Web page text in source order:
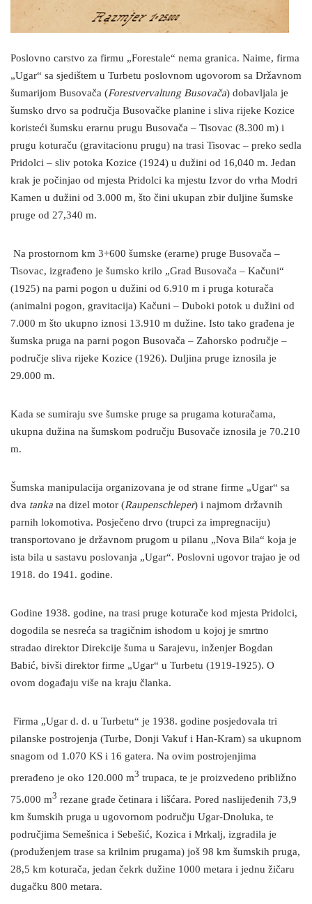
Poslovno carstvo za firmu „Forestale“ nema granica. Naime, firma
„Ugar“ sa sjedištem u Turbetu poslovnom ugovorom sa Državnom
šumarijom Busovača (Forestvervaltung Busovača) dobavljala je
šumsko drvo sa područja Busovačke planine i sliva rijeke Kozice
koristeći šumsku erarnu prugu Busovača – Tisovac (8.300 m) i
prugu koturaču (gravitacionu prugu) na trasi Tisovac – preko sedla
Pridolci – sliv potoka Kozice (1924) u dužini od 16,040 m. Jedan
krak je počinjao od mjesta Pridolci ka mjestu Izvor do vrha Modri
Kamen u dužini od 3.000 m, što čini ukupan zbir duljine šumske
pruge od 27,340 m.
Na prostornom km 3+600 šumske (erarne) pruge Busovača –
Tisovac, izgrađeno je šumsko krilo „Grad Busovača – Kačuni“
(1925) na parni pogon u dužini od 6.910 m i pruga koturača
(animalni pogon, gravitacija) Kačuni – Duboki potok u dužini od
7.000 m što ukupno iznosi 13.910 m dužine. Isto tako građena je
šumska pruga na parni pogon Busovača – Zahorsko područje –
područje sliva rijeke Kozice (1926). Duljina pruge iznosila je
29.000 m.
Kada se sumiraju sve šumske pruge sa prugama koturačama,
ukupna dužina na šumskom području Busovače iznosila je 70.210
m.
Šumska manipulacija organizovana je od strane firme „Ugar“ sa
dva tanka na dizel motor (Raupenschleper) i najmom državnih
parnih lokomotiva. Posječeno drvo (trupci za impregnaciju)
transportovano je državnom prugom u pilanu „Nova Bila“ koja je
ista bila u sastavu poslovanja „Ugar“. Poslovni ugovor trajao je od
1918. do 1941. godine.
Godine 1938. godine, na trasi pruge koturače kod mjesta Pridolci,
dogodila se nesreća sa tragičnim ishodom u kojoj je smrtno
stradao direktor Direkcije šuma u Sarajevu, inženjer Bogdan
Babić, bivši direktor firme „Ugar“ u Turbetu (1919-1925). O
ovom događaju više na kraju članka.
Firma „Ugar d. d. u Turbetu“ je 1938. godine posjedovala tri
pilanske postrojenja (Turbe, Donji Vakuf i Han-Kram) sa ukupnom
snagom od 1.070 KS i 16 gatera. Na ovim postrojenjima
prerađeno je oko 120.000 m3 trupaca, te je proizvedeno približno
75.000 m3 rezane građe četinara i lišćara. Pored naslijeđenih 73,9
km šumskih pruga u ugovornom području Ugar-Dnoluka, te
područjima Semešnica i Sebešić, Kozica i Mrkalj, izgradila je
(produženjem trase sa krilnim prugama) još 98 km šumskih pruga,
28,5 km koturača, jedan čekrk dužine 1000 metara i jednu žičaru
dugačku 800 metara.